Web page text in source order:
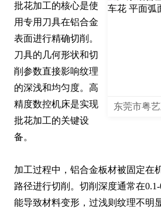
东莞市粤
批花加工的核心是使
用专用刀具在铝合金
表面进行精确切削。
刀具的几何形状和切
削参数直接影响纹理
的深浅和均匀度。高
精度数控机床是实现
批花加工的关键设
备。
加工过程中，铝合金板材被固定在
路径进行切削。切削深度通常在
能导致材料变形，过浅则纹理不明